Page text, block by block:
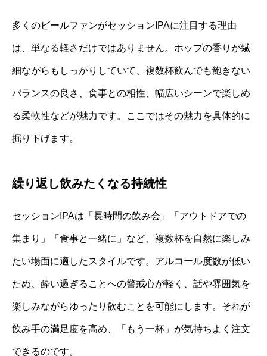
多くのビールファンがセッションIPAに注目する理由
は、単なる軽さだけではありません。ホップの香りが繊
細ながらもしっかりしていて、複数杯飲んでも飽きない
バランスの良さ、食事との相性、幅広いシーンで楽しめ
る柔軟性などが魅力です。ここではその魅力を具体的に
掘り下げます。
繰り返し飲みたくなる持続性
セッションIPAは「長時間の飲み会」「アウトドアでの
集まり」「食事と一緒に」など、複数杯を自然に楽しみ
たい場面に適したスタイルです。アルコール度数が低い
ため、酔い過ぎることへの警戒心が軽く、話や雰囲気を
楽しみながらゆったり飲むことを可能にします。それが
飲み手の満足度を高め、「もう一杯」が気持ちよく注文
できるのです。